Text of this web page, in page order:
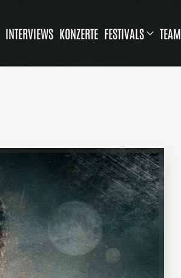
INTERVIEWS KONZERTE FESTIVALS TEAM